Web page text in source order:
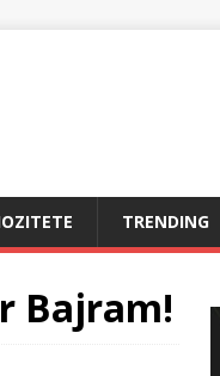
TRENDING
Bajram!